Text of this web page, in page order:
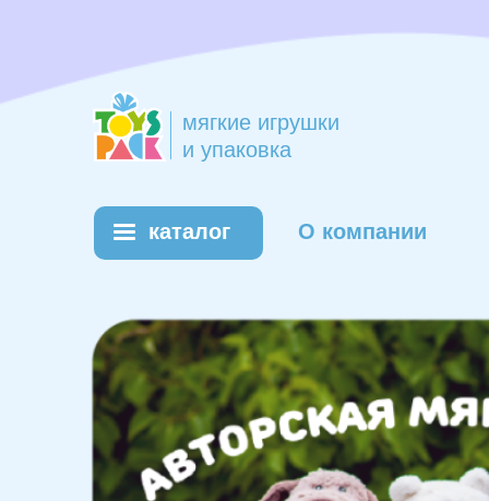
мягкие игрушки
и упаковка
каталог О компании